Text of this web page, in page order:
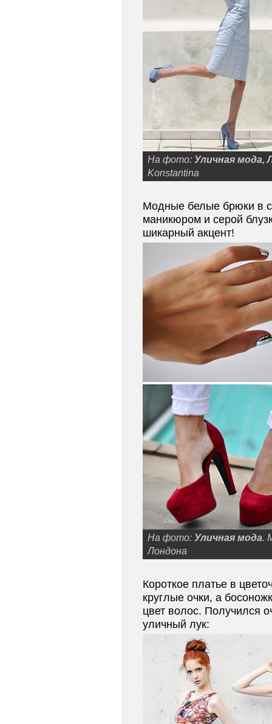
На фото: Уличная мода,
Konstantina
Модные белые брюки в
маникюром и серой
шикарный акцент!
На фото: Уличная мода.
Лондона
Короткое платье в
круглые очки, а
цвет волос. Получился
уличный лук: